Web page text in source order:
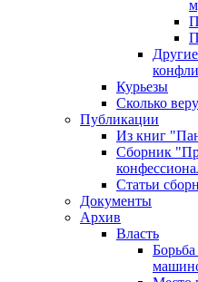
Курьезы
Сколько
Публикации
Из книг
Сборник
Статьи
Документы
Архив
Власть